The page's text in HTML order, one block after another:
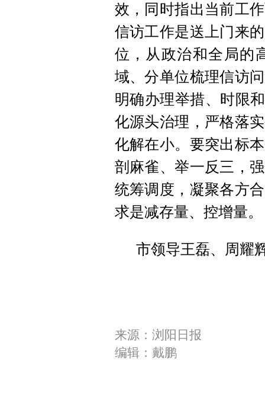
效，同时指出当前工
信访工作是送上门来
位，从政治和全局的
域、分单位梳理信访
明确办理举措、时限
化源头治理，严格落
化解在小。要突出标
剖麻雀、举一反三，
统筹调度，凝聚各方
求是减存量、控增量。
市领导王磊、周耀
来源：浏阳日报
编辑：戴鹏